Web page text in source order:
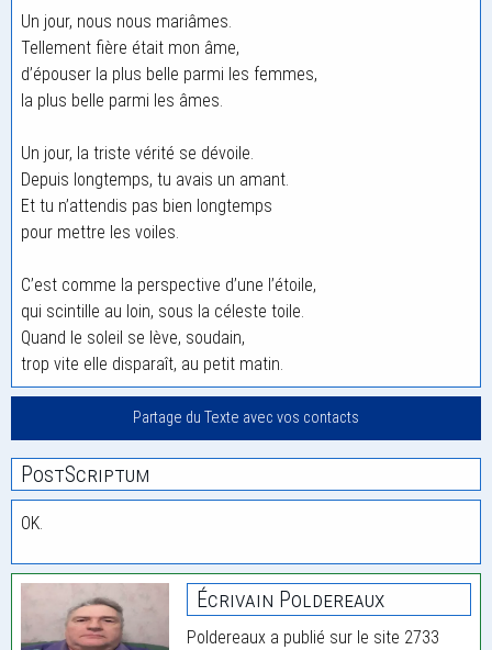
Un jour, nous nous mariâmes.
Tellement fière était mon âme,
d’épouser la plus belle parmi les femmes,
la plus belle parmi les âmes.
Un jour, la triste vérité se dévoile.
Depuis longtemps, tu avais un amant.
Et tu n’attendis pas bien longtemps
pour mettre les voiles.
C’est comme la perspective d’une l’étoile,
qui scintille au loin, sous la céleste toile.
Quand le soleil se lève, soudain,
trop vite elle disparaît, au petit matin.
Partage du Texte avec vos contacts
PostScriptum
OK.
Écrivain Poldereaux
Poldereaux a publié sur le site 2733